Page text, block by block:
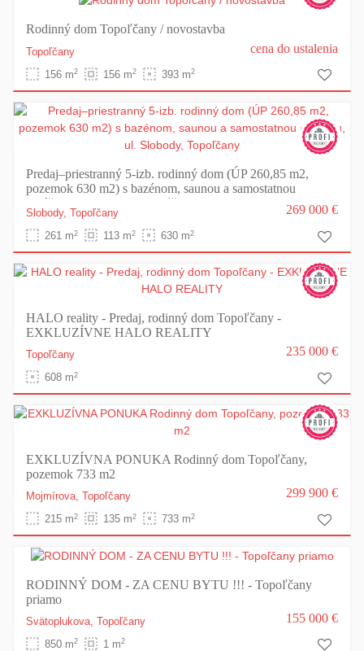
Rodinný dom Topoľčany / novostavba
Topoľčany
156 m2 156 m2 393 m2
cena do ustalenia
Predaj–priestranný 5-izb. rodinný dom (ÚP 260,85 m2,
pozemok 630 m2) s bazénom, saunou a samostatnou
garážou, ul. Slobody, Topoľčany
Slobody, Topoľčany
261 m2 113 m2 630 m2
269 000 €
HALO reality - Predaj, rodinný dom Topoľčany -
EXKLUZÍVNE HALO REALITY
Topoľčany
608 m2
235 000 €
EXKLUZÍVNA PONUKA Rodinný dom Topoľčany,
pozemok 733 m2
Mojmírova, Topoľčany
215 m2 135 m2 733 m2
299 900 €
RODINNÝ DOM - ZA CENU BYTU !!! - Topoľčany
priamo
Svätoplukova, Topoľčany
850 m2 1 m2
155 000 €